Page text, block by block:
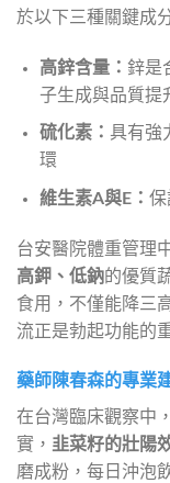
於以下三種關鍵成
高鋅含量： 鋅是
子生成與品質提
硫化素： 具有強
環
維生素A與E： 保
台安醫院體重管理
高鉀、低鈉的優質
食用，不僅能降三
流正是勃起功能的
藥師陳春森的專業
在台灣臨床觀察中
實， 韭菜籽的壯陽
磨成粉，每日沖泡